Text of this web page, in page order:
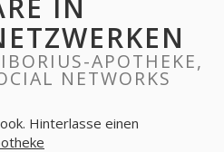
IN
APOTHEKE,
NETWORKS
Hinterlasse einen